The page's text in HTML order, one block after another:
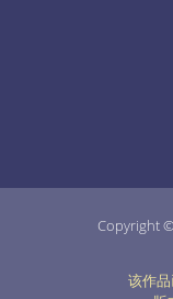
Copyright
该作